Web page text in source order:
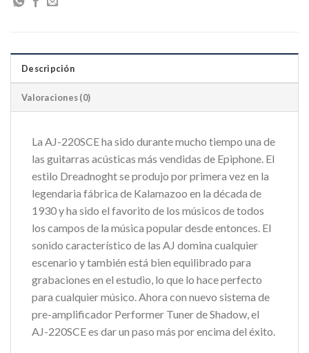
Descripción
Valoraciones (0)
La AJ-220SCE ha sido durante mucho tiempo una de
las guitarras acústicas más vendidas de Epiphone. El
estilo Dreadnoght se produjo por primera vez en la
legendaria fábrica de Kalamazoo en la década de
1930 y ha sido el favorito de los músicos de todos
los campos de la música popular desde entonces. El
sonido característico de las AJ domina cualquier
escenario y también está bien equilibrado para
grabaciones en el estudio, lo que lo hace perfecto
para cualquier músico. Ahora con nuevo sistema de
pre-amplificador Performer Tuner de Shadow, el
AJ-220SCE es dar un paso más por encima del éxito.